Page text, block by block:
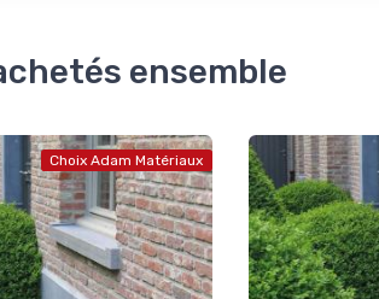
ensemble
Choix Adam Matériaux